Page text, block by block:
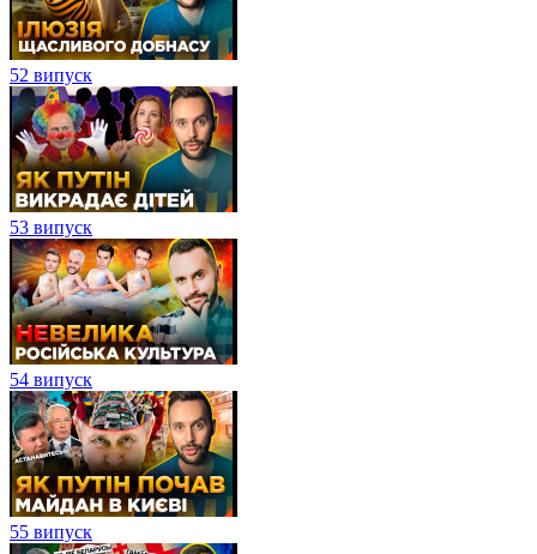
52 випуск
53 випуск
54 випуск
55 випуск